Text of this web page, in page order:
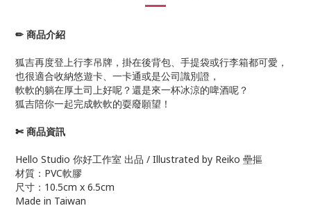
✏ 商品介紹
狐吉再度登上行李吊牌，掛在後背包、手提袋或行李箱都可愛，
也很適合收納悠遊卡、一卡通或是公司識別證，
軟軟的躺在厚土司上好呢？還是來一杯冰涼的啤酒呢？
狐吉陪你一起完成軟軟的耍廢願望！
✄ 商品資訊
Hello Studio 你好工作室 出品 / Illustrated by Reiko 壘摳
材質：PVC軟膠
尺寸：10.5cm x 6.5cm
Made in Taiwan